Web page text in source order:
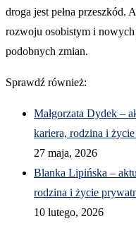
droga jest pełna przeszkód.
rozwoju osobistym i
podobnych zmian.
Sprawdź również:
Małgorzata Dydek –
kariera, rodzina i
27 maja, 2026
Blanka Lipińska –
rodzina i życie
10 lutego, 2026